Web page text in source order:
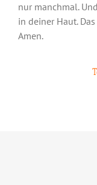
nur manchmal.
in deiner
Amen.